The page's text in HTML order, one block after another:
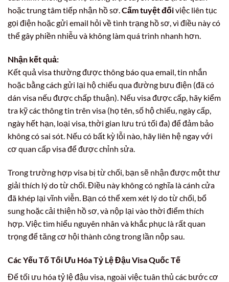
hoặc trung tâm tiếp nhận hồ sơ.Cấm tuyệt đốiviệc liên tục
gọi điện hoặc gửi email hỏi về tình trạng hồ sơ, vì điều này có
thể gây phiền nhiễu và không làm quá trình nhanh hơn.
Nhận kết quả:
Kết quả visa thường được thông báo qua email, tin nhắn
hoặc bằng cách gửi lại hộ chiếu qua đường bưu điện (đã có
dán visa nếu được chấp thuận). Nếu visa được cấp, hãy kiểm
tra kỹ các thông tin trên visa (họ tên, số hộ chiếu, ngày cấp,
ngày hết hạn, loại visa, thời gian lưu trú tối đa) để đảm bảo
không có sai sót. Nếu có bất kỳ lỗi nào, hãy liên hệ ngay với
cơ quan cấp visa để được chỉnh sửa.
Trong trường hợp visa bị từ chối, bạn sẽ nhận được một thư
giải thích lý do từ chối. Điều này không có nghĩa là cánh cửa
đã khép lại vĩnh viễn. Bạn có thể xem xét lý do từ chối, bổ
sung hoặc cải thiện hồ sơ, và nộp lại vào thời điểm thích
hợp. Việc tìm hiểu nguyên nhân và khắc phục là rất quan
trọng để tăng cơ hội thành công trong lần nộp sau.
Các Yếu Tố Tối Ưu Hóa Tỷ Lệ Đậu Visa Quốc Tế
Để tối ưu hóa tỷ lệ đậu visa, ngoài việc tuân thủ các bước cơ